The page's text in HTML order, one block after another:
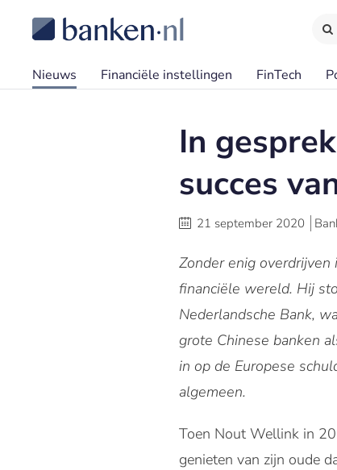
Nieuws Financiële instellingen FinTech
In
succes
21 september 2020
Zonder enig
financiële wereld. Hij
Nederlandsche Bank,
grote Chinese banken
in op de Europese
algemeen.
Toen Nout Wellink in
genieten van zijn oude